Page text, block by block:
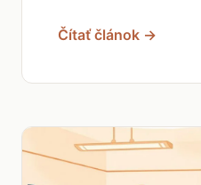
Čítať článok →